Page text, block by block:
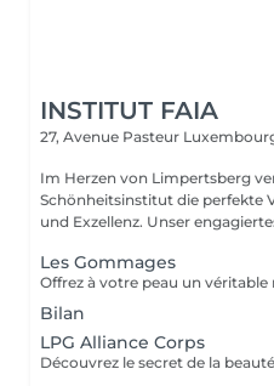
INSTITUT FAIA
27, Avenue Pasteur
Im Herzen von Limpertsberg
Schönheitsinstitut die perfekte
und Exzellenz. Unser
Les Gommages
Bilan
LPG Alliance Corps